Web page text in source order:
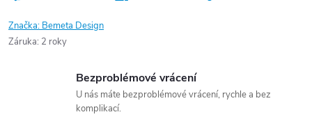
Značka: Bemeta Design
Záruka: 2 roky
Bezproblémové vrácení
U nás máte bezproblémové vrácení, rychle a bez
komplikací.